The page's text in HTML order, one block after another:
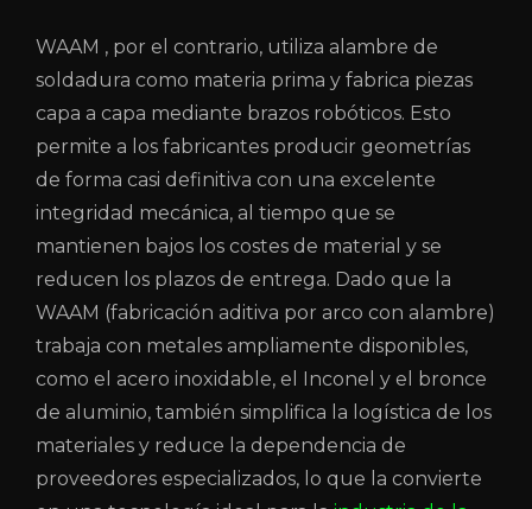
WAAM , por el contrario, utiliza alambre de
soldadura como materia prima y fabrica piezas
capa a capa mediante brazos robóticos. Esto
permite a los fabricantes producir geometrías
de forma casi definitiva con una excelente
integridad mecánica, al tiempo que se
mantienen bajos los costes de material y se
reducen los plazos de entrega. Dado que la
WAAM (fabricación aditiva por arco con alambre)
trabaja con metales ampliamente disponibles,
como el acero inoxidable, el Inconel y el bronce
de aluminio, también simplifica la logística de los
materiales y reduce la dependencia de
proveedores especializados, lo que la convierte